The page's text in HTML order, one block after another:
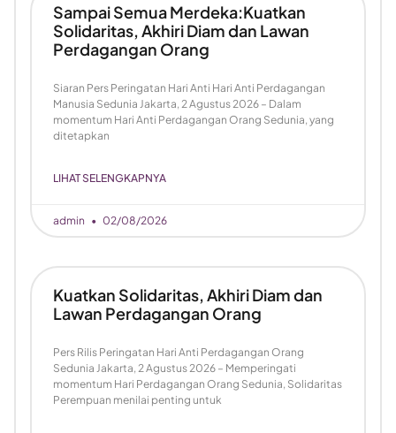
Sampai Semua Merdeka:Kuatkan
Solidaritas, Akhiri Diam dan Lawan
Perdagangan Orang
Siaran Pers Peringatan Hari Anti Hari Anti Perdagangan
Manusia Sedunia Jakarta, 2 Agustus 2026 – Dalam
momentum Hari Anti Perdagangan Orang Sedunia, yang
ditetapkan
LIHAT SELENGKAPNYA
admin 02/08/2026
Kuatkan Solidaritas, Akhiri Diam dan
Lawan Perdagangan Orang
Pers Rilis Peringatan Hari Anti Perdagangan Orang
Sedunia Jakarta, 2 Agustus 2026 – Memperingati
momentum Hari Perdagangan Orang Sedunia, Solidaritas
Perempuan menilai penting untuk